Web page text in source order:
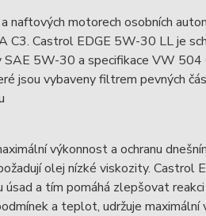
motorech osobních
Castrol EDGE 5W-30 LL je
SAE 5W-30 a specifikace VW
jsou vybaveny filtrem pevných
výkonnost a ochranu
olej nízké viskozity. Castrol
a tím pomáhá zlepšovat
a teplot, udržuje maximální